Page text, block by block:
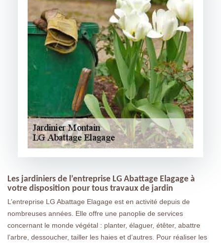
Les jardiniers de l’entreprise LG Abattage Elagage à
votre disposition pour tous travaux de jardin
L’entreprise LG Abattage Elagage est en activité depuis de
nombreuses années. Elle offre une panoplie de services
concernant le monde végétal : planter, élaguer, étêter, abattre
l’arbre, dessoucher, tailler les haies et d’autres. Pour réaliser les